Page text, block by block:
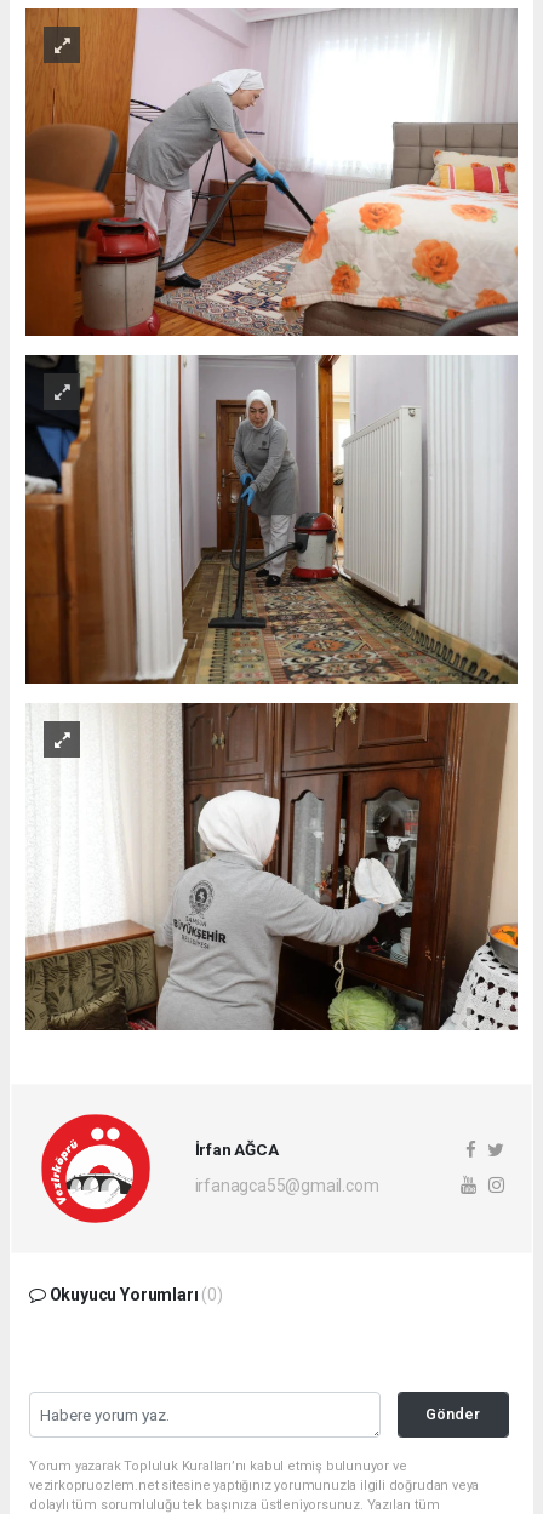
İrfan AĞCA
irfanagca55@gmail.com
Okuyucu Yorumları (0)
Gönder
Yorum yazarak Topluluk Kuralları’nı kabul etmiş bulunuyor ve
vezirkopruozlem.net sitesine yaptığınız yorumunuzla ilgili doğrudan veya
dolaylı tüm sorumluluğu tek başınıza üstleniyorsunuz. Yazılan tüm